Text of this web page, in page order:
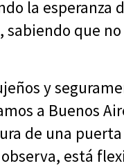
la esperanza
que
y
a Buenos
de una
está